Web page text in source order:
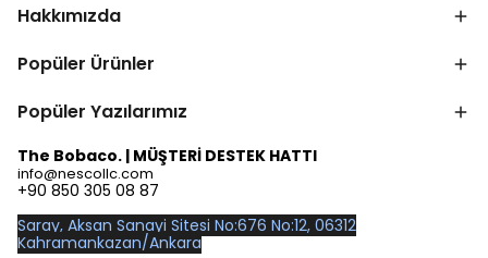
Hakkımızda
Popüler Ürünler
Popüler Yazılarımız
The Bobaco. | MÜŞTERİ DESTEK HATTI
info@nescollc.com
+90 850 305 08 87
Saray, Aksan Sanayi Sitesi No:676 No:12, 06312
Kahramankazan/Ankara